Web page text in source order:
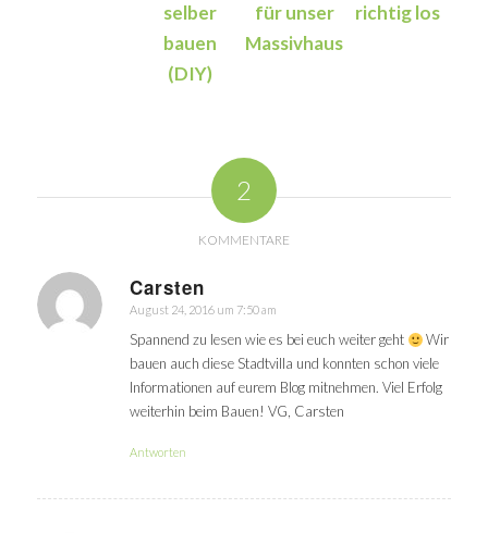
selber
bauen
(DIY)
für unser
Massivhaus
richtig los
2
KOMMENTARE
Carsten
sagte:
August 24, 2016 um 7:50 am
Spannend zu lesen wie es bei euch weiter geht
Wir
bauen auch diese Stadtvilla und konnten schon viele
Informationen auf eurem Blog mitnehmen. Viel Erfolg
weiterhin beim Bauen! VG, Carsten
Antworten